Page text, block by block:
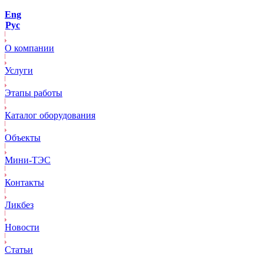
Eng
Рус
О компании
Услуги
Этапы работы
Каталог оборудования
Объекты
Mини-ТЭС
Контакты
Ликбез
Новости
Статьи